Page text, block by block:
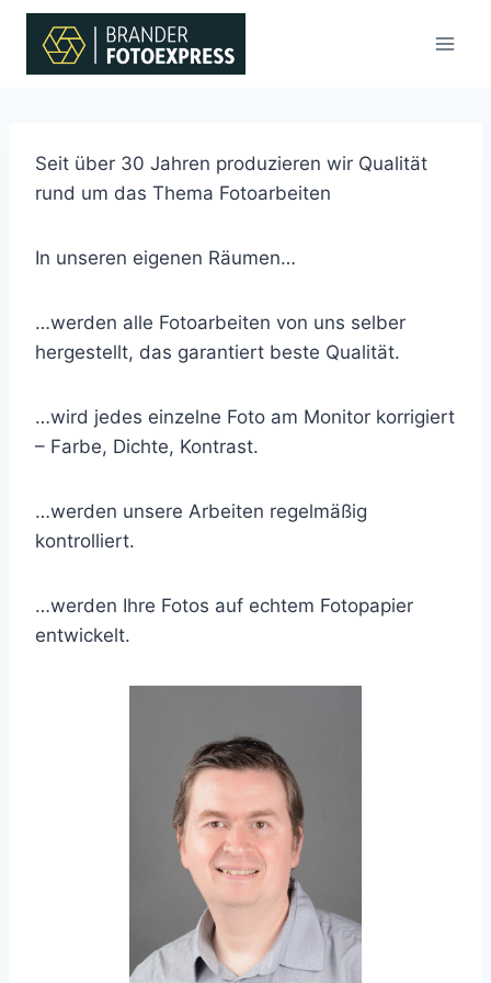
Zum
Inhalt
springen
Seit über 30 Jahren produzieren wir Qualität
rund um das Thema Fotoarbeiten
In unseren eigenen Räumen…
…werden alle Fotoarbeiten von uns selber
hergestellt, das garantiert beste Qualität.
…wird jedes einzelne Foto am Monitor korrigiert
– Farbe, Dichte, Kontrast.
…werden unsere Arbeiten regelmäßig
kontrolliert.
…werden Ihre Fotos auf echtem Fotopapier
entwickelt.